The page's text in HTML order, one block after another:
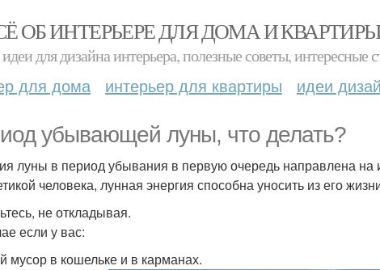
ОБ ИНТЕРЬЕРЕ ДЛЯ ДОМА И
для дизайна интерьера, полезные советы, интересные
для дома интерьер для квартиры идеи
убывающей луны, что делать?
луны в период убывания в первую очередь направлена
человека, лунная энергия способна уносить из его
не откладывая.
если у вас:
мусор в кошельке и в карманах.